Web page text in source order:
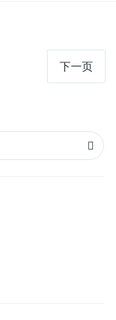
下一页